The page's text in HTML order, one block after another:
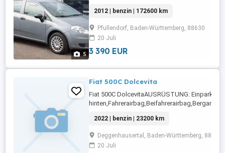
5
...
2012 | benzin | 172600 km
Pfullendorf, Baden-Württemberg, 88630
20 Juli
3 390 EUR
Fiat 500C Dolcevita
Fiat 500C DolcevitaAUSRÜSTUNG:
CarPlay,Android
2022 | benzin | 23200 km
Deggenhausertal, Baden-Württemberg, 88693
20 Juli